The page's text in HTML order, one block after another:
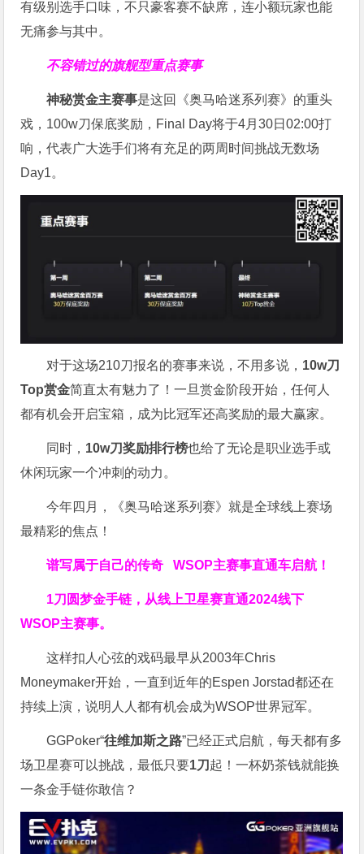
有级别选手口味，不只豪客赛不缺席，连小额玩家也能
无痛参与其中。
不容错过的旗舰型重点赛事
神秘赏金主赛事是这回《奥马哈迷系列赛》的重头
戏，100w刀保底奖励，Final Day将于4月30日02:00打
响，代表广大选手们将有充足的两周时间挑战无数场
Day1。
对于这场210刀报名的赛事来说，不用多说， 10w刀
Top赏金简直太有魅力了！一旦赏金阶段开始，任何人
都有机会开启宝箱，成为比冠军还高奖励的最大赢家。
同时， 10w刀奖励排行榜也给了无论是职业选手或
休闲玩家一个冲刺的动力。
今年四月，《奥马哈迷系列赛》就是全球线上赛场
最精彩的焦点！
谱写属于自己的传奇WSOP主赛事直通车启航！
1刀圆梦金手链，从线上卫星赛直通2024线下
WSOP主赛事。
这样扣人心弦的戏码最早从2003年Chris
Moneymaker开始，一直到近年的Espen Jorstad都还在
持续上演，说明人人都有机会成为WSOP世界冠军。
GGPoker“往维加斯之路”已经正式启航，每天都有多
场卫星赛可以挑战，最低只要1刀 起！一杯奶茶钱就能换
一条金手链你敢信？